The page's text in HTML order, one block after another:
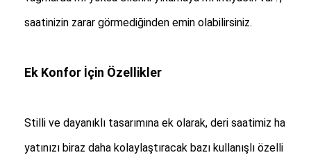
saatinizin zarar görmediğinden emin olabilirsiniz.
Ek Konfor İçin Özellikler
Stilli ve dayanıklı tasarımına ek olarak, deri saatimiz ha
yatınızı biraz daha kolaylaştıracak bazı kullanışlı özelli